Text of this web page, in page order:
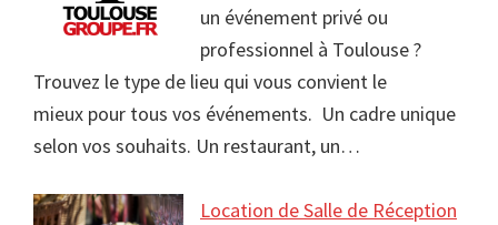
un événement privé ou
professionnel à Toulouse ?
Trouvez le type de lieu qui vous convient le
mieux pour tous vos événements. Un cadre unique
selon vos souhaits. Un restaurant, un…
Location de Salle de Réception